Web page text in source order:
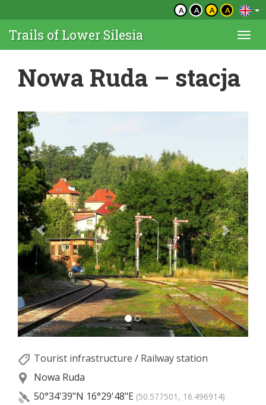
A A A A
Trails of Lower Silesia
Nowa Ruda – stacja
Tourist infrastructure / Railway station
Nowa Ruda
50°34'39"N 16°29'48"E (50.577501, 16.496914)